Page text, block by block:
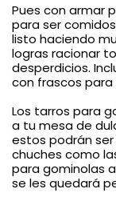
Pues con armar
para ser
listo haciendo
logras racionar
desperdicios.
con frascos
Los tarros para
a tu mesa de
estos podrán
chuches como
para gominolas
se les quedará